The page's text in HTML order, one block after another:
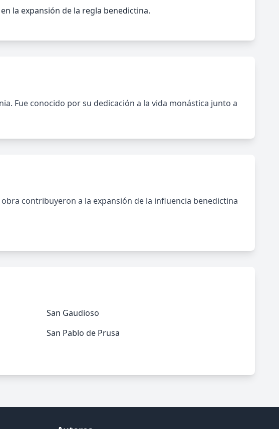
la expansión de la regla benedictina.
Fue conocido por su dedicación a la vida monástica junto a
contribuyeron a la expansión de la influencia benedictina
San Gaudioso
San Pablo de Prusa